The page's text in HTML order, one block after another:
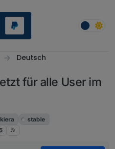
Deutsch
für alle User im
kiera
stable